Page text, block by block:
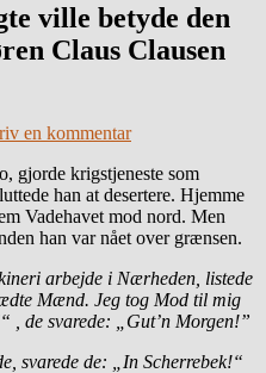
ville betyde den
Claus Clausen
en kommentar
gjorde krigstjeneste som
han at desertere. Hjemme
Vadehavet mod nord. Men
han var nået over grænsen.
arbejde i Nærheden, listede
Mænd. Jeg tog Mod til mig
, de svarede: „Gut’n Morgen!”
svarede de: „In Scherrebek!“